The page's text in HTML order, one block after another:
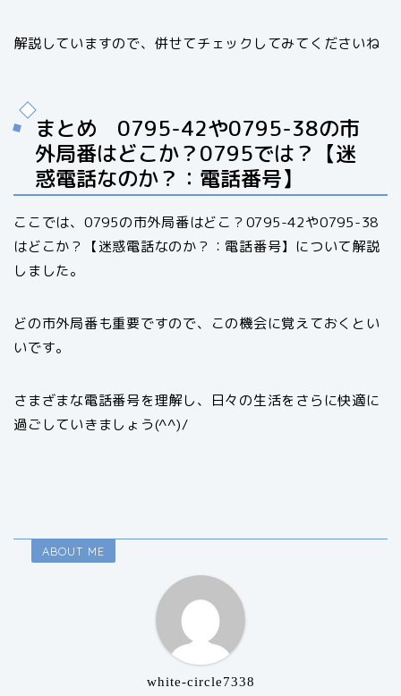
解説していますので、併せてチェックしてみてくださいね
まとめ 0795-42や0795-38の市
外局番はどこか？0795では？【迷
惑電話なのか？：電話番号】
ここでは、0795の市外局番はどこ？0795-42や0795-38
はどこか？【迷惑電話なのか？：電話番号】について解説
しました。
どの市外局番も重要ですので、この機会に覚えておくとい
いです。
さまざまな電話番号を理解し、日々の生活をさらに快適に
過ごしていきましょう(^^)/
ABOUT ME
white-circle7338